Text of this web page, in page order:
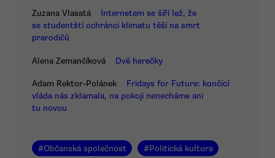
Zuzana Vlasatá
Internetem se šíří lež, že
se studentští ochránci klimatu těší na smrt
prarodičů
Alena Zemančíková Dvě herečky
Adam Rektor-Polánek
Fridays for Future: končící
vláda nás zklamala, na pokoji nenecháme ani
tu novou
#Občanská společnost #Politická kultura